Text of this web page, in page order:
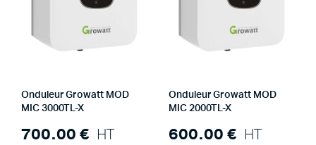
Onduleur Growatt MOD
MIC 3000TL-X
700.00 € HT
Onduleur Growatt MOD
MIC 2000TL-X
600.00 € HT